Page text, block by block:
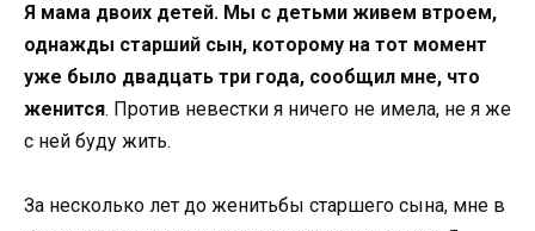
Я мама двоих детей. Мы с детьми живем втроем,
однажды старший сын, которому на тот момент
уже было двадцать три года, сообщил мне, что
женится. Против невестки я ничего не имела, не я же
с ней буду жить.
За несколько лет до женитьбы старшего сына, мне в